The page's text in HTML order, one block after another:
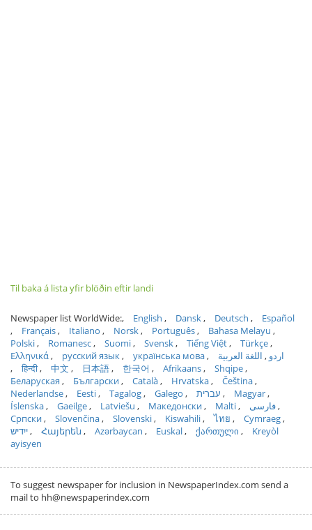
Til baka á lista yfir blöðin eftir landi
Newspaper list WorldWide: English Dansk Deutsch
Español
Français
Italiano Norsk Português
Bahasa Melayu
Polski
Romanesc Suomi Svensk Tiếng Việt
Türkçe
Ελληνικά
русский язык українська мова اردو
اللغة العربية
हिन्दी
中文 日本語 한국어 Afrikaans
Shqipe
Беларуская
Български Català Hrvatska
Čeština
Nederlandse
Eesti Tagalog Galego עברית
Magyar
Íslenska
Gaeilge Latviešu Македонски Malti
فارسی
Српски
Slovenčina Slovenski Kiswahili ไทย
Cymraeg
ייִדיש
Հայերեն Azərbaycan Euskal ქართული
Kreyòl
ayisyen
To suggest newspaper for inclusion in NewspaperIndex.com send a
mail to hh@newspaperindex.com